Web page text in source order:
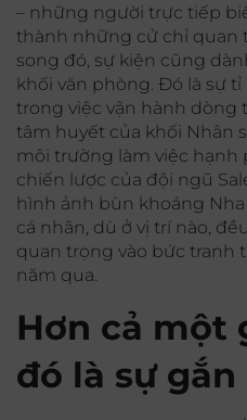
– những người trực tiếp
thành những cử chỉ quan
song đó, sự kiện cũng
khối văn phòng. Đó là sự
trong việc vận hành dòng
tâm huyết của khối Nhân
môi trường làm việc hạnh
chiến lược của đội ngũ
hình ảnh bùn khoáng Nha
cá nhân, dù ở vị trí nào,
quan trọng vào bức tranh
năm qua.
Hơn cả một
đó là sự